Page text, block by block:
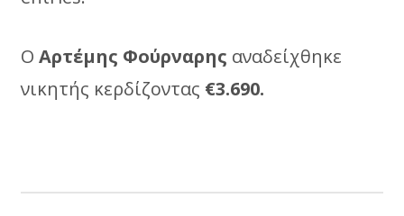
O Aρτέμης Φούρναρης αναδείχθηκε
νικητής κερδίζοντας €3.690.